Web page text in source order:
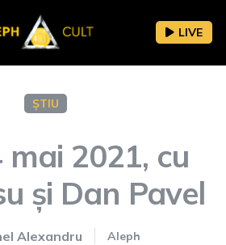
LIVE
ȘTIU
mai 2021, cu
și Dan Pavel
Alexandru Aleph